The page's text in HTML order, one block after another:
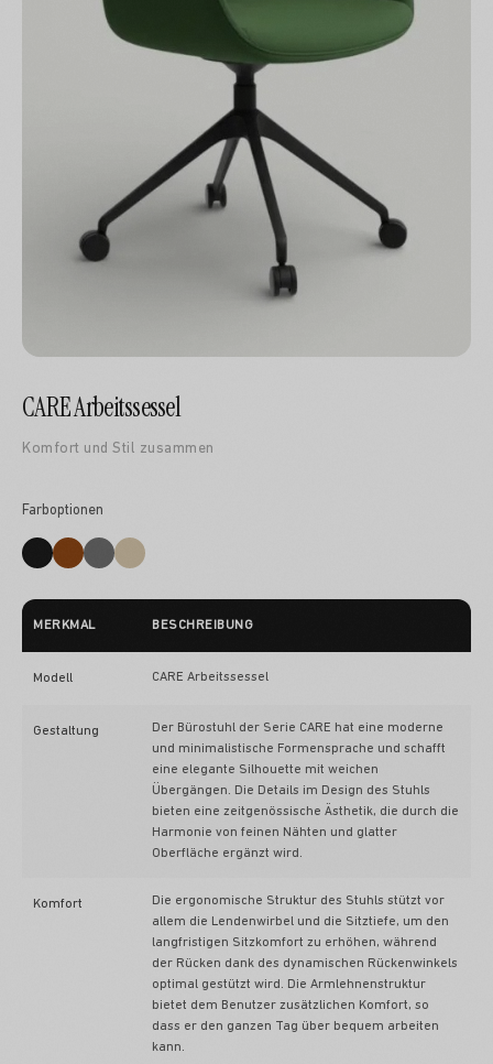
CARE Arbeitssessel
Komfort und Stil zusammen
Farboptionen
MERKMAL BESCHREIBUNG
Modell CARE Arbeitssessel
Gestaltung
Der Bürostuhl der Serie CARE hat eine moderne
und minimalistische Formensprache und schafft
eine elegante Silhouette mit weichen
Übergängen. Die Details im Design des Stuhls
bieten eine zeitgenössische Ästhetik, die durch die
Harmonie von feinen Nähten und glatter
Oberfläche ergänzt wird.
Komfort
Die ergonomische Struktur des Stuhls stützt vor
allem die Lendenwirbel und die Sitztiefe, um den
langfristigen Sitzkomfort zu erhöhen, während
der Rücken dank des dynamischen Rückenwinkels
optimal gestützt wird. Die Armlehnenstruktur
bietet dem Benutzer zusätzlichen Komfort, so
dass er den ganzen Tag über bequem arbeiten
kann.